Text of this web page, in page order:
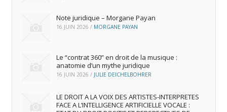
Note juridique – Morgane Payan
16 JUIN 2026 / MORGANE PAYAN
Le “contrat 360” en droit de la musique :
anatomie d’un mythe juridique
16 JUIN 2026 / JULIE DEICHELBOHRER
LE DROIT A LA VOIX DES ARTISTES-INTERPRETES
FACE A L’INTELLIGENCE ARTIFICIELLE VOCALE :